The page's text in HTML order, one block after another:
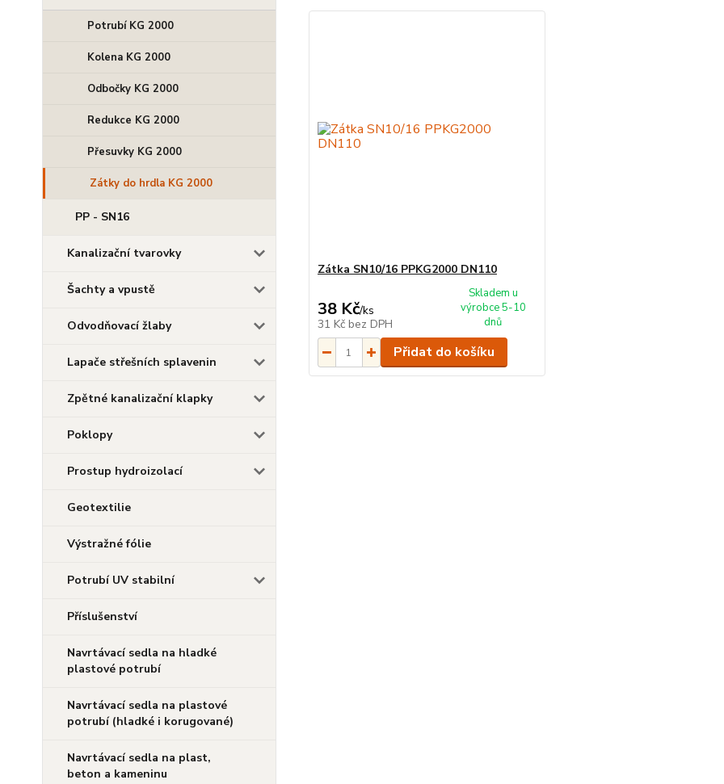
Potrubí KG 2000
Kolena KG 2000
Odbočky KG 2000
Redukce KG 2000
Přesuvky KG 2000
Zátky do hrdla KG 2000
PP - SN16
Kanalizační tvarovky
Šachty a vpustě
Odvodňovací žlaby
Lapače střešních splavenin
Zpětné kanalizační klapky
Poklopy
Prostup hydroizolací
Geotextilie
Výstražné fólie
Potrubí UV stabilní
Příslušenství
Navrtávací sedla na hladké
plastové potrubí
Navrtávací sedla na plastové
potrubí (hladké i korugované)
Navrtávací sedla na plast,
beton a kameninu
Zátka SN10/16 PPKG2000 DN110
38 Kč/ks
31 Kč bez DPH
Skladem u
výrobce 5-10
dnů
Přidat do košíku